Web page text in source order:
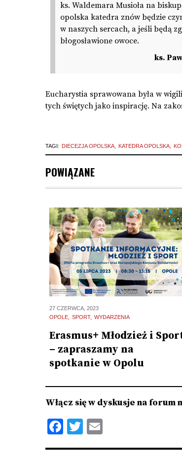
ks. Waldemara Musioła na
opolska katedra znów będzie
w naszych sercach, a jeśli będą
błogosławione owoce.
ks.
Eucharystia sprawowana była w
tych świętych jako inspirację. Na
TAGI: DIECEZJA OPOLSKA KATEDRA OPOLSKA
POWIĄZANE
27 CZERWCA, 2023
OPOLE
SPORT WYDARZENIA
Erasmus+ Młodzież i
– zapraszamy na
spotkanie w Opolu
Włącz się w dyskusje na forum
Facebook
Twitter